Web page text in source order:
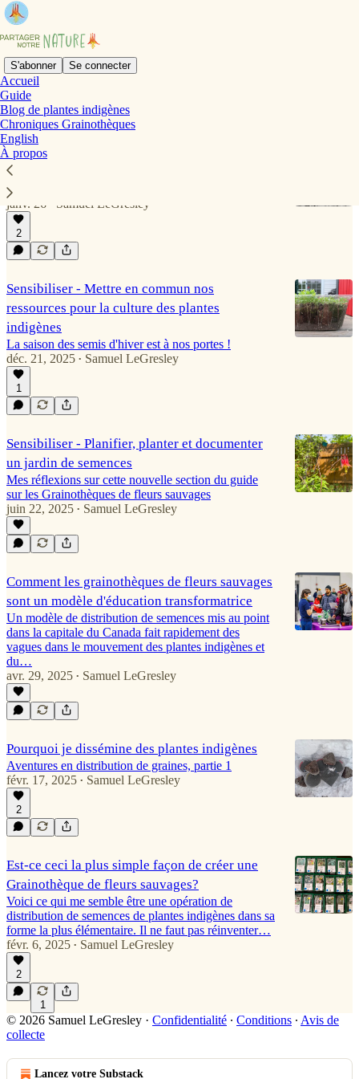
S'abonner Se connecter
Accueil
Guide
Blog de plantes indigènes
Chroniques Grainothèques
English
À propos
Chroniques Grainothèques
Dites bonjour à la Guilde nature Hémiboréal
Partager notre nature rejoint un Club de journal
nature au mandat élargi (et quitte Substack)
janv. 26
Samuel LeGresley
2
Sensibiliser - Mettre en commun nos
ressources pour la culture des plantes
indigènes
La saison des semis d'hiver est à nos portes !
déc. 21, 2025 • Samuel LeGresley
1
Sensibiliser - Planifier, planter et documenter
un jardin de semences
Mes réflexions sur cette nouvelle section du guide
sur les Grainothèques de fleurs sauvages
juin 22, 2025 • Samuel LeGresley
Comment les grainothèques de fleurs sauvages
sont un modèle d'éducation transformatrice
Un modèle de distribution de semences mis au point
dans la capitale du Canada fait rapidement des
vagues dans le mouvement des plantes indigènes et
du…
avr. 29, 2025 • Samuel LeGresley
Pourquoi je dissémine des plantes indigènes
Aventures en distribution de graines, partie 1
févr. 17, 2025 • Samuel LeGresley
2
Est-ce ceci la plus simple façon de créer une
Grainothèque de fleurs sauvages?
Voici ce qui me semble être une opération de
distribution de semences de plantes indigènes dans sa
forme la plus élémentaire. Il ne faut pas réinventer…
févr. 6, 2025 • Samuel LeGresley
2
1
© 2026 Samuel LeGresley · Confidentialité ∙ Conditions ∙ Avis de
collecte
Lancez votre Substack